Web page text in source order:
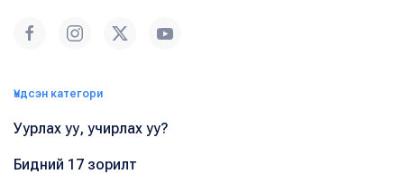
Үндсэн категори
Уурлах уу, учирлах уу?
Бидний 17 зорилт